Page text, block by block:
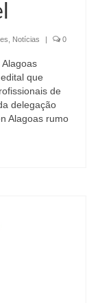
Notícias | 0
que
de
delegação
Alagoas rumo